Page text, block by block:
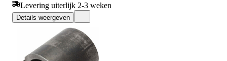
Levering uiterlijk 2-3 weken
Details weergeven